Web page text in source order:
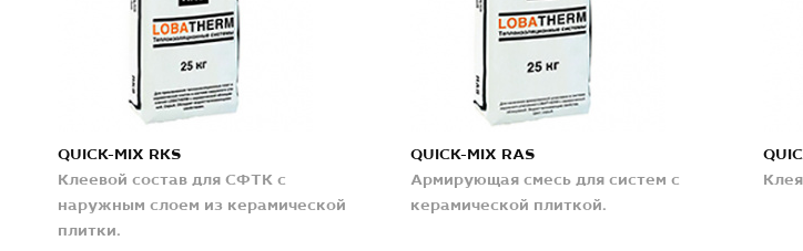
QUICK-MIX RKS
Клеевой состав для СФТК с
наружным слоем из керамической
плитки.
QUICK-MIX RAS
Армирующая смесь для систем с
керамической плиткой.